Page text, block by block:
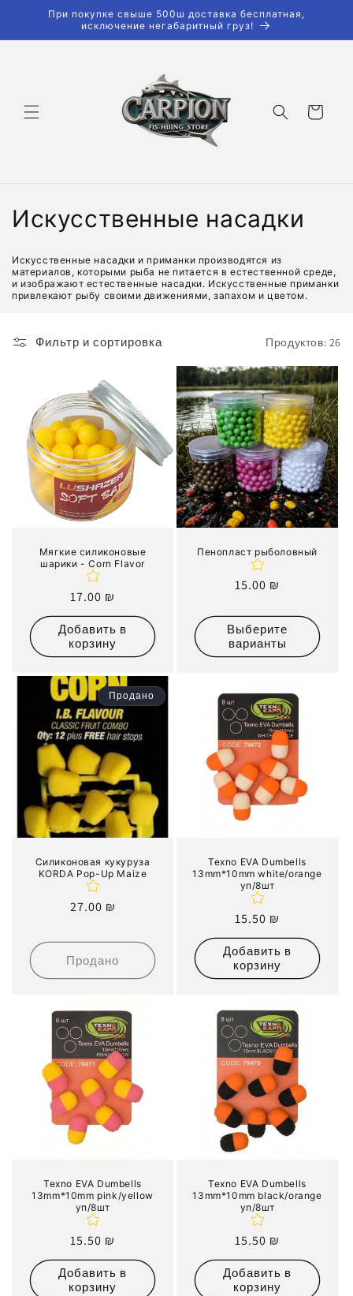
При покупке свыше 500ш доставка бесплатная,
исключение негабаритный груз!
Корзина
К
л
л
е
Искусственные насадки
Искусственные насадки и приманки производятся из
материалов, которыми рыба не питается в естественной среде,
и изображают естественные насадки. Искусственные приманки
привлекают рыбу своими движениями, запахом и цветом.
Фильтр и сортировка Продуктов: 26
Мягкие силиконовые
шарики - Corn Flavor
Обычная
цена
17.00 ₪
Добавить в
корзину
Пенопласт рыболовный
Обычная
15.00 ₪
Выберите
варианты
Продано
Силиконовая кукуруза
KORDA Pop-Up Maize
Обычная
27.00 ₪
Продано
Texno EVA Dumbells
13mm*10mm white/orange
уп/8шт
Обычная
цена
15.50 ₪
Добавить в
корзину
Texno EVA Dumbells
13mm*10mm pink/yellow
уп/8шт
Обычная
цена
15.50 ₪
Добавить в
корзину
Texno EVA Dumbells
13mm*10mm black/orange
уп/8шт
Обычная
цена
15.50 ₪
Добавить в
корзину